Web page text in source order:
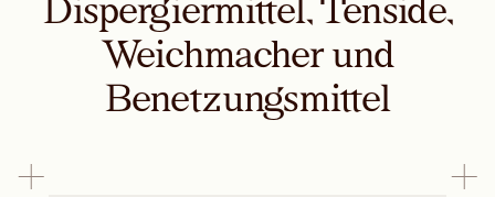
Dispergiermittel, Tenside,
Weichmacher und
Benetzungsmittel